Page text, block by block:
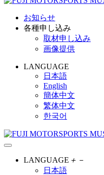
お知らせ
各種申し込み
取材申し込み
画像提供
LANGUAGE
日本語
English
簡体中文
繁体中文
한국어
LANGUAGE ＋ －
日本語